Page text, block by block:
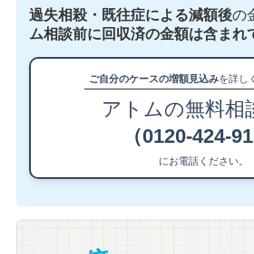
過失相殺・既往症による減額後の
ム相談前に回収済の金額は含まれ
ご自分のケースの増額見込みを詳し
アトムの無料相
（0120-424-
にお電話ください。